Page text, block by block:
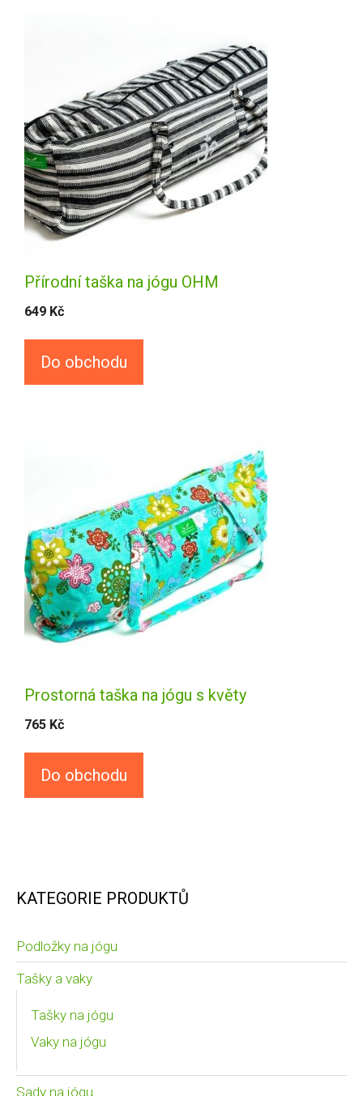
Přírodní taška na jógu OHM
649 Kč
Do obchodu
Prostorná taška na jógu s květy
765 Kč
Do obchodu
KATEGORIE PRODUKTŮ
Podložky na jógu
Tašky a vaky
Tašky na jógu
Vaky na jógu
Sady na jógu